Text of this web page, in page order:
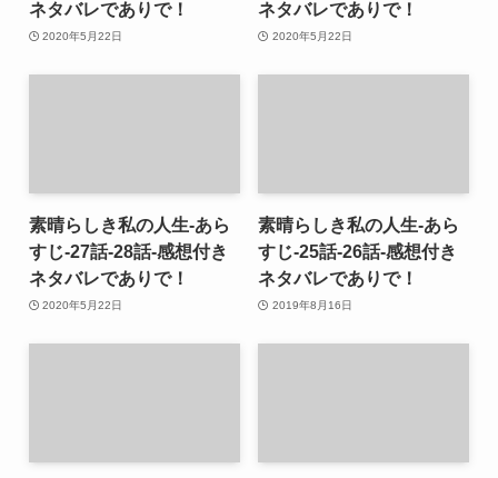
ネタバレでありで！
2020年5月22日
ネタバレでありで！
2020年5月22日
素晴らしき私の人生-あら
すじ-27話-28話-感想付き
ネタバレでありで！
2020年5月22日
素晴らしき私の人生-あら
すじ-25話-26話-感想付き
ネタバレでありで！
2019年8月16日